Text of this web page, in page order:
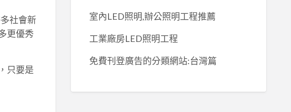
社會新
更優秀
只要是
室內LED照明,辦公照明工程推薦
工業廠房LED照明工程
免費刊登廣告的分類網站:台灣篇